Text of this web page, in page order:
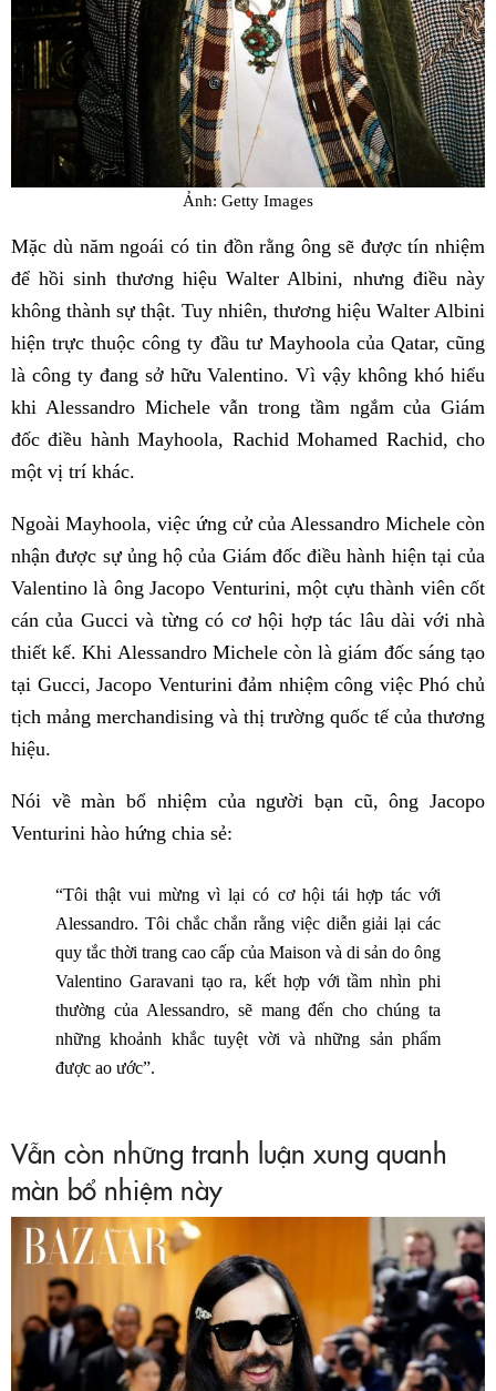
Ảnh: Getty Images
Mặc dù năm ngoái có tin đồn rằng ông sẽ được tín nhiệm
để hồi sinh thương hiệu Walter Albini, nhưng điều này
không thành sự thật. Tuy nhiên, thương hiệu Walter Albini
hiện trực thuộc công ty đầu tư Mayhoola của Qatar, cũng
là công ty đang sở hữu Valentino. Vì vậy không khó hiểu
khi Alessandro Michele vẫn trong tầm ngắm của Giám
đốc điều hành Mayhoola, Rachid Mohamed Rachid, cho
một vị trí khác.
Ngoài Mayhoola, việc ứng cử của Alessandro Michele còn
nhận được sự ủng hộ của Giám đốc điều hành hiện tại của
Valentino là ông Jacopo Venturini, một cựu thành viên cốt
cán của Gucci và từng có cơ hội hợp tác lâu dài với nhà
thiết kế. Khi Alessandro Michele còn là giám đốc sáng tạo
tại Gucci, Jacopo Venturini đảm nhiệm công việc Phó chủ
tịch mảng merchandising và thị trường quốc tế của thương
hiệu.
Nói về màn bổ nhiệm của người bạn cũ, ông Jacopo
Venturini hào hứng chia sẻ:
“Tôi thật vui mừng vì lại có cơ hội tái hợp tác với
Alessandro. Tôi chắc chắn rằng việc diễn giải lại các
quy tắc thời trang cao cấp của Maison và di sản do ông
Valentino Garavani tạo ra, kết hợp với tầm nhìn phi
thường của Alessandro, sẽ mang đến cho chúng ta
những khoảnh khắc tuyệt vời và những sản phẩm
được ao ước”.
Vẫn còn những tranh luận xung quanh
màn bổ nhiệm này